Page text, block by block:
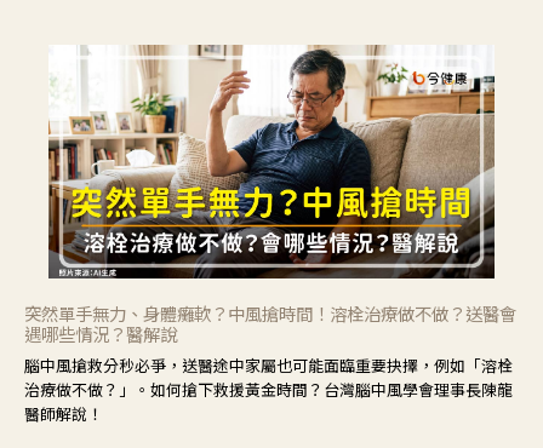
突然單手無力、身體癱軟？中風搶時間！溶栓治療做不做？送醫會
遇哪些情況？醫解說
腦中風搶救分秒必爭，送醫途中家屬也可能面臨重要抉擇，例如「溶栓
治療做不做？」。如何搶下救援黃金時間？台灣腦中風學會理事長陳龍
醫師解說！